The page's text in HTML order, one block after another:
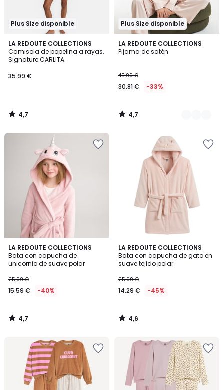
Plus Size disponible
LA REDOUTE COLLECTIONS
Camisola de popelina a rayas,
Signature CARLITA
35.99 €
4,7
/ 5
4,7
/
Plus Size disponible
LA REDOUTE COLLECTIONS
Pijama de satén
45.99 €
30.81 € -33%
4,7
/ 5
2
Colores
4,7
/
LA REDOUTE COLLECTIONS
Bata con capucha de
unicornio de suave polar
25.99 €
15.59 € -40%
4,7
/ 5
4,7
/
LA REDOUTE COLLECTIONS
Bata con capucha de gato en
suave tejido polar
25.99 €
14.29 € -45%
4,6
/ 5
4,6
/